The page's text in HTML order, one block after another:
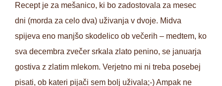
Recept je za mešanico, ki bo zadostovala za mesec
dni (morda za celo dva) uživanja v dvoje. Midva
spijeva eno manjšo skodelico ob večerih – medtem, ko
sva decembra zvečer srkala zlato penino, se januarja
gostiva z zlatim mlekom. Verjetno mi ni treba posebej
pisati, ob kateri pijači sem bolj uživala;-) Ampak ne